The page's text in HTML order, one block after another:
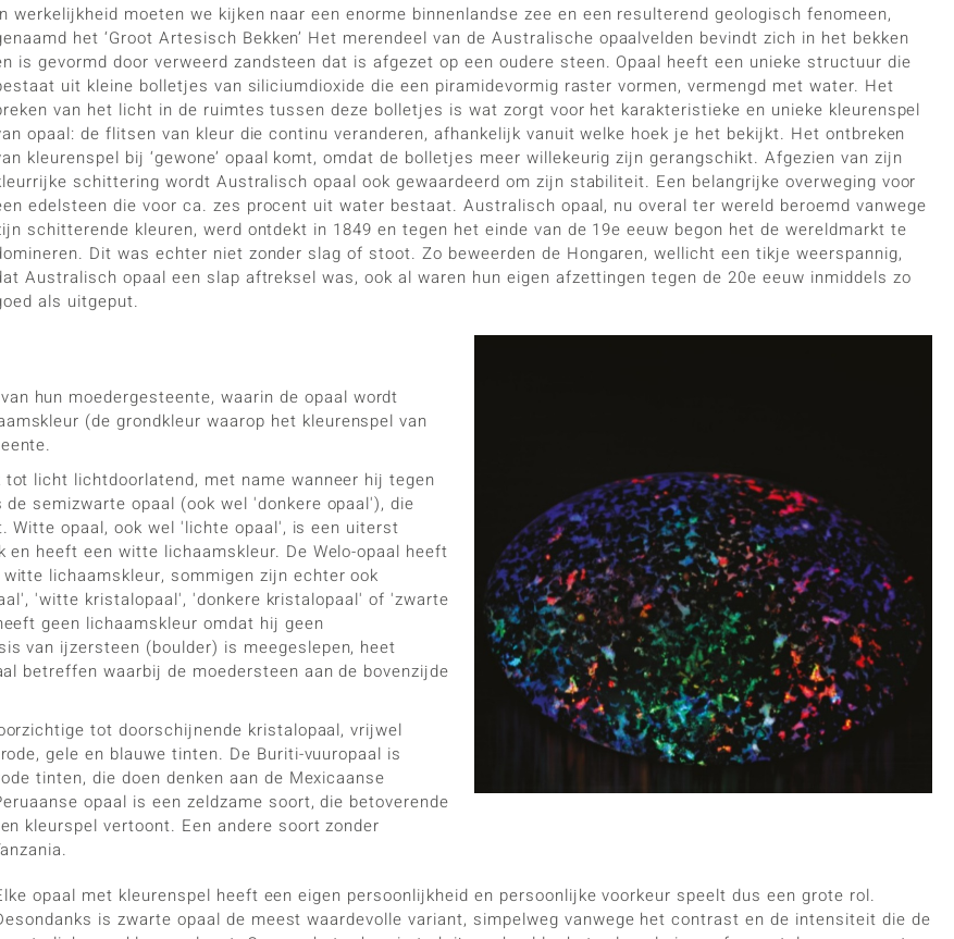
werkelijkheid moeten we kijken naar een enorme binnenlandse zee en een resulterend geologisch fenomeen,
het ‘Groot Artesisch Bekken’ Het merendeel van de Australische opaalvelden bevindt zich in het bekken
is gevormd door verweerd zandsteen dat is afgezet op een oudere steen. Opaal heeft een unieke structuur die
uit kleine bolletjes van siliciumdioxide die een piramidevormig raster vormen, vermengd met water. Het
van het licht in de ruimtes tussen deze bolletjes is wat zorgt voor het karakteristieke en unieke kleurenspel
opaal: de flitsen van kleur die continu veranderen, afhankelijk vanuit welke hoek je het bekijkt. Het ontbreken
kleurenspel bij ‘gewone’ opaal komt, omdat de bolletjes meer willekeurig zijn gerangschikt. Afgezien van zijn
schittering wordt Australisch opaal ook gewaardeerd om zijn stabiliteit. Een belangrijke overweging voor
edelsteen die voor ca. zes procent uit water bestaat. Australisch opaal, nu overal ter wereld beroemd vanwege
schitterende kleuren, werd ontdekt in 1849 en tegen het einde van de 19e eeuw begon het de wereldmarkt te
Dit was echter niet zonder slag of stoot. Zo beweerden de Hongaren, wellicht een tikje weerspannig,
Australisch opaal een slap aftreksel was, ook al waren hun eigen afzettingen tegen de 20e eeuw inmiddels zo
als uitgeput.
hun moedergesteente, waarin de opaal wordt
(de grondkleur waarop het kleurenspel van
licht lichtdoorlatend, met name wanneer hij tegen
semizwarte opaal (ook wel 'donkere opaal'), die
opaal, ook wel 'lichte opaal', is een uiterst
heeft een witte lichaamskleur. De Welo-opaal heeft
lichaamskleur, sommigen zijn echter ook
'witte kristalopaal', 'donkere kristalopaal' of 'zwarte
geen lichaamskleur omdat hij geen
van ijzersteen (boulder) is meegeslepen, heet
betreffen waarbij de moedersteen aan de bovenzijde
tot doorschijnende kristalopaal, vrijwel
gele en blauwe tinten. De Buriti-vuuropaal is
tinten, die doen denken aan de Mexicaanse
opaal is een zeldzame soort, die betoverende
kleurspel vertoont. Een andere soort zonder
opaal met kleurenspel heeft een eigen persoonlijkheid en persoonlijke voorkeur speelt dus een grote rol.
is zwarte opaal de meest waardevolle variant, simpelweg vanwege het contrast en de intensiteit die de